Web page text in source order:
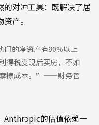
对冲工具：既解决了居
产。
的净资产有90%以上
得税变现后买房，不如
摩擦成本。”——财务管
Anthropic的估值依赖一